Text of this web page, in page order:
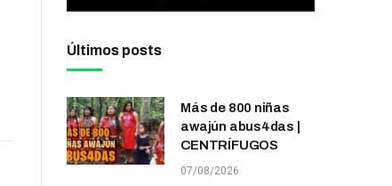
Últimos posts
Más de 800 niñas
awajún abus4das |
CENTRÍFUGOS
07/08/2026